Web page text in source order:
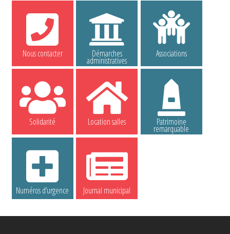
Nous contacter Démarches
administratives
Associations
Solidarité Location salles Patrimoine
remarquable
Numéros d’urgence Journal municipal